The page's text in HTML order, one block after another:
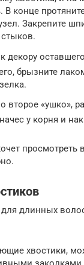
В конце
Закрепите
декору
брызните
второе «ушко»,
у корня и
просмотреть
для длинных
хвостики,